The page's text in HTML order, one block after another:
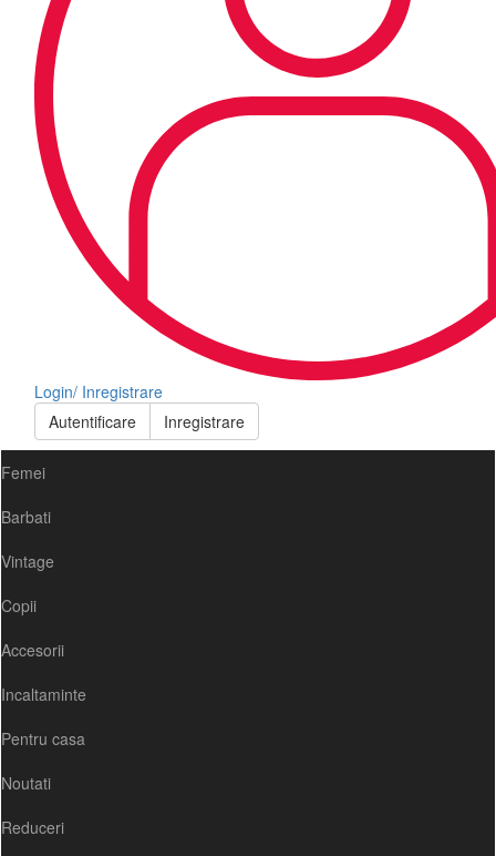
Login/ Inregistrare
Autentificare
Inregistrare
Femei
Barbati
Vintage
Copii
Accesorii
Incaltaminte
Pentru casa
Noutati
Reduceri